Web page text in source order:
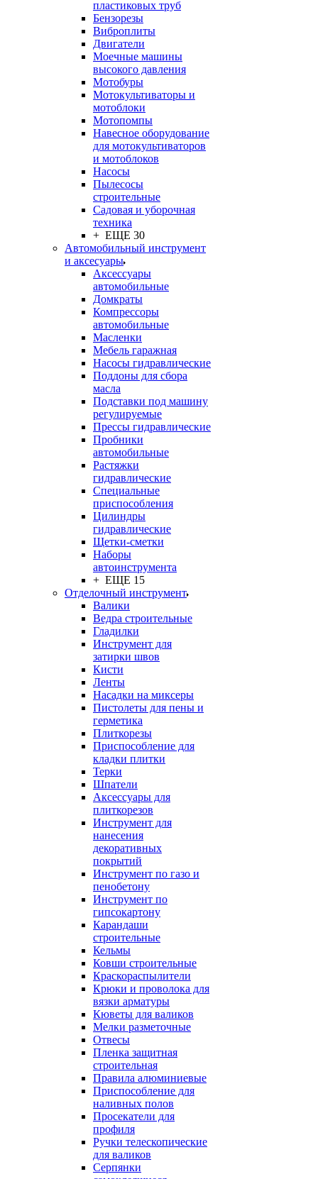
пластиковых труб
Бензорезы
Виброплиты
Двигатели
Моечные машины
высокого давления
Мотобуры
Мотокультиваторы и
мотоблоки
Мотопомпы
Навесное оборудование
для мотокультиваторов
и мотоблоков
Насосы
Пылесосы
строительные
Садовая и уборочная
техника
+ ЕЩЕ 30
Автомобильный инструмент
и аксесуары
Аксессуары
автомобильные
Домкраты
Компрессоры
автомобильные
Масленки
Мебель гаражная
Насосы гидравлические
Поддоны для сбора
масла
Подставки под машину
регулируемые
Прессы гидравлические
Пробники
автомобильные
Растяжки
гидравлические
Специальные
приспособления
Цилиндры
гидравлические
Щетки-сметки
Наборы
автоинструмента
+ ЕЩЕ 15
Отделочный инструмент
Валики
Ведра строительные
Гладилки
Инструмент для
затирки швов
Кисти
Ленты
Насадки на миксеры
Пистолеты для пены и
герметика
Плиткорезы
Приспособление для
кладки плитки
Терки
Шпатели
Аксессуары для
плиткорезов
Инструмент для
нанесения
декоративных
покрытий
Инструмент по газо и
пенобетону
Инструмент по
гипсокартону
Карандаши
строительные
Кельмы
Ковши строительные
Краскораспылители
Крюки и проволока для
вязки арматуры
Кюветы для валиков
Мелки разметочные
Отвесы
Пленка защитная
строительная
Правила алюминиевые
Приспособление для
наливных полов
Просекатели для
профиля
Ручки телескопические
для валиков
Серпянки